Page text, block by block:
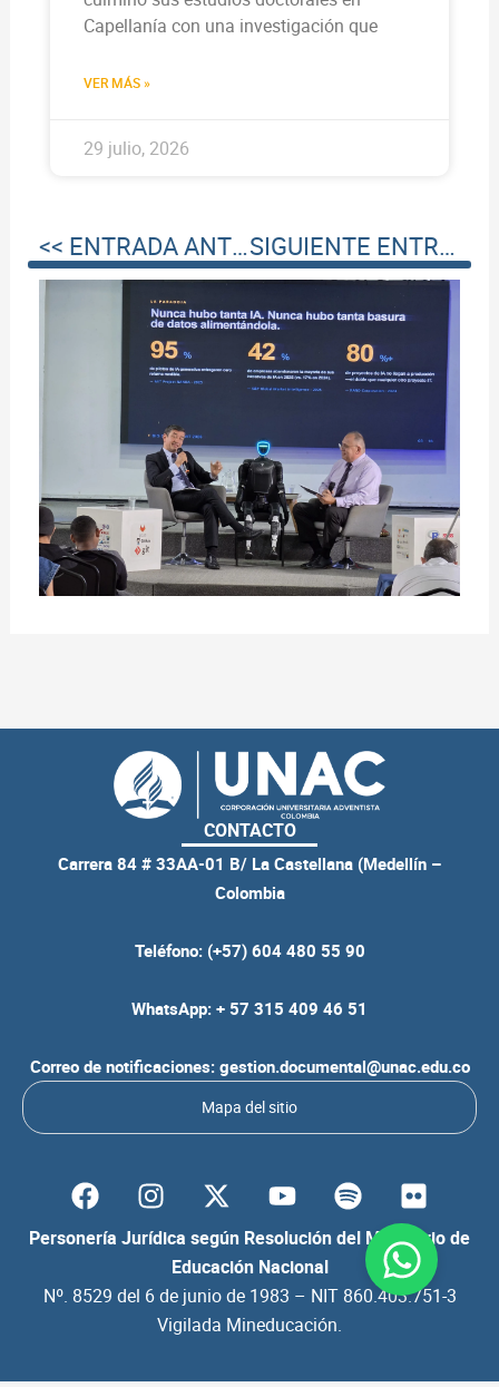
Capellanía con una investigación que
VER MÁS »
29 julio, 2026
<< ENTRADA ANTERIOR SIGUIENTE ENTRADA >>
CONTACTO
Carrera 84 # 33AA-01 B/ La Castellana (Medellín –
Colombia
Teléfono: (+57) 604 480 55 90
WhatsApp: + 57 315 409 46 51
Correo de notificaciones: gestion.documental@unac.edu.co
Mapa del sitio
Personería Jurídica según Resolución del Ministerio de
Educación Nacional
Nº. 8529 del 6 de junio de 1983 – NIT 860.403.751-3
Vigilada Mineducación.
F
a
c
b
k
I
n
s
a
g
a
Y
o
u
t
u
b
S
p
o
i
F
l
i
c
k